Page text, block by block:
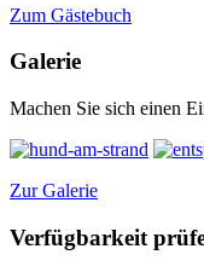
Zum Gästebuch
Galerie
Machen Sie sich einen
Zur Galerie
Verfügbarkeit